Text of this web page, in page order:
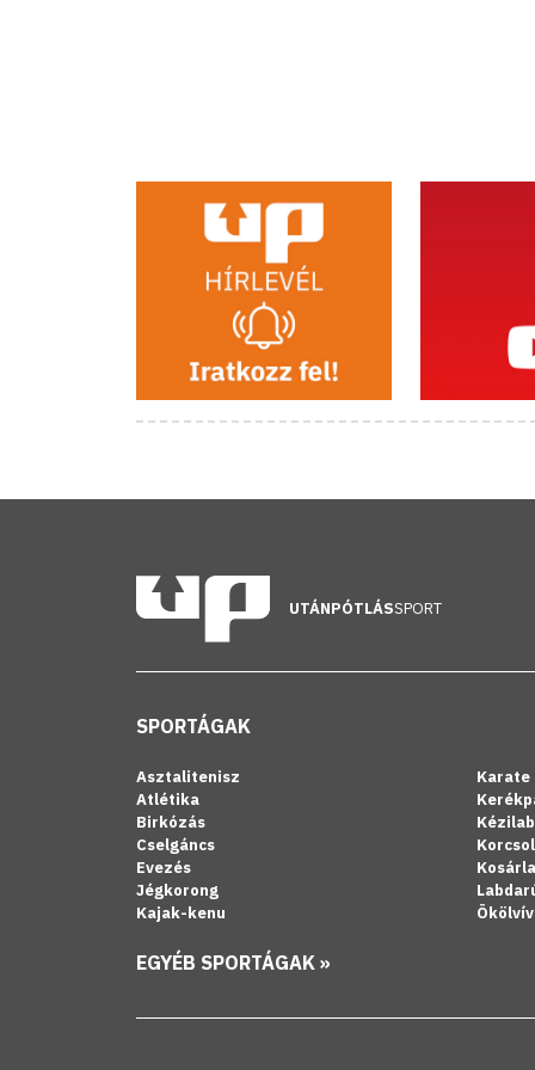
UTÁNPÓTLÁSSPORT
SPORTÁGAK
Asztalitenisz
Atlétika
Birkózás
Cselgáncs
Evezés
Jégkorong
Kajak-kenu
Karate
EGYÉB SPORTÁGAK »